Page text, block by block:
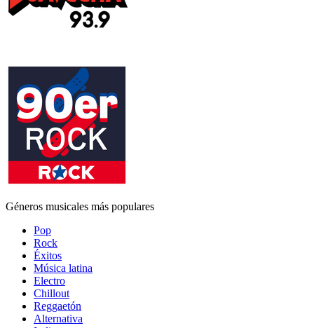
Géneros musicales más populares
Pop
Rock
Éxitos
Música latina
Electro
Chillout
Reggaetón
Alternativa